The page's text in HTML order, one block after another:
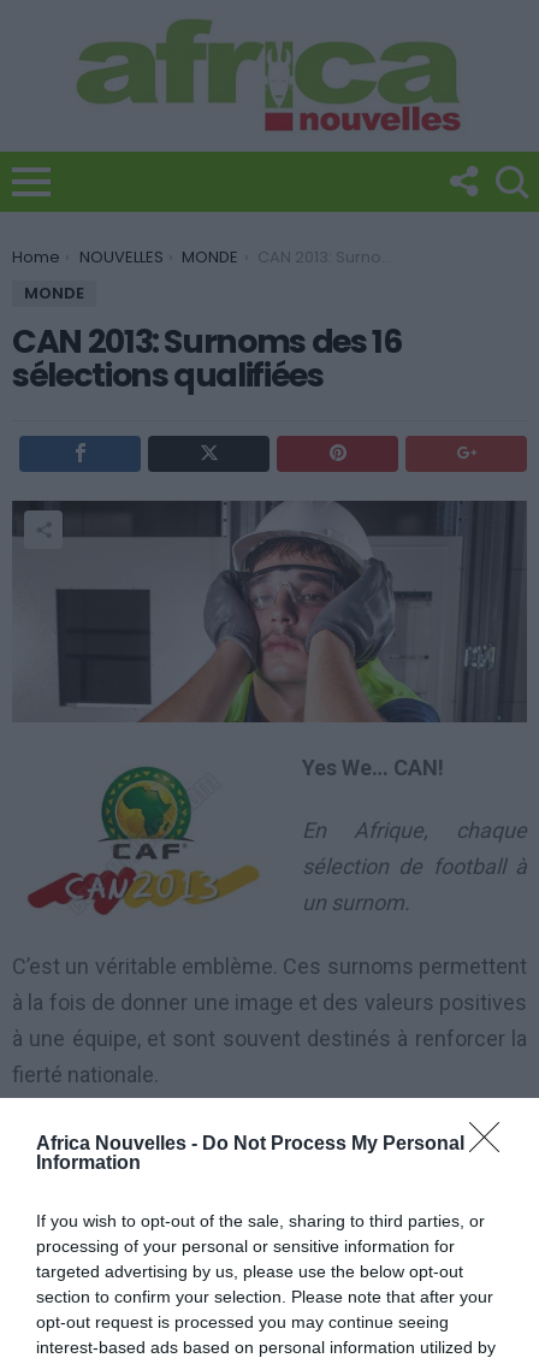
Africa Nouvelles - Do Not Process My Personal
Information
If you wish to opt-out of the sale, sharing to third parties, or
processing of your personal or sensitive information for
targeted advertising by us, please use the below opt-out
section to confirm your selection. Please note that after your
opt-out request is processed you may continue seeing
interest-based ads based on personal information utilized by
You are here:
Home NOUVELLES MONDE
CAN 2013: Surnoms des 16 sélections qualifiées
MONDE
CAN 2013: Surnoms des 16
sélections qualifiées
Yes We… CAN!
En Afrique, chaque
sélection de football à
un surnom.
C’est un véritable emblème. Ces surnoms permettent
à la fois de donner une image et des valeurs positives
à une équipe, et sont souvent destinés à renforcer la
fierté nationale.
Les 16 équipes de la CAN 2013
Algérie: «Les Fennec du Hoggar«
Angola: «Palancas Negras» (Les antilopes noires)